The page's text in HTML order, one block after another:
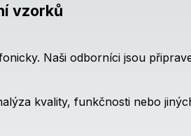
vzorků
Naši odborníci jsou
kvality, funkčnosti nebo